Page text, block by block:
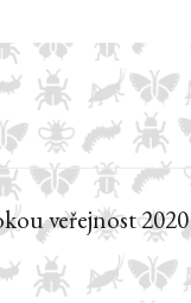
veřejnost 2020